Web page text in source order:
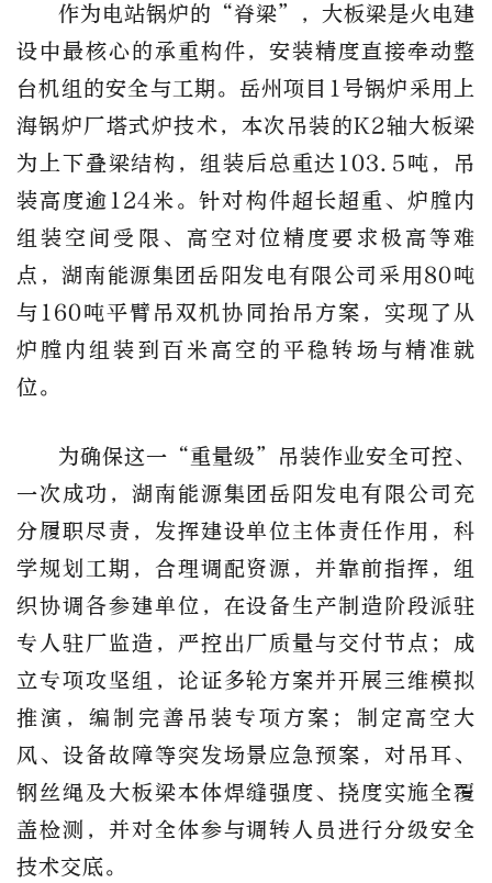
作为电站锅炉的“脊梁”，大板梁是火电建
设中最核心的承重构件，安装精度直接牵动整
台机组的安全与工期。岳州项目1号锅炉采用上
海锅炉厂塔式炉技术，本次吊装的K2轴大板梁
为上下叠梁结构，组装后总重达103.5吨，吊
装高度逾124米。针对构件超长超重、炉膛内
组装空间受限、高空对位精度要求极高等难
点，湖南能源集团岳阳发电有限公司采用80吨
与160吨平臂吊双机协同抬吊方案，实现了从
炉膛内组装到百米高空的平稳转场与精准就
位。
为确保这一“重量级”吊装作业安全可控、
一次成功，湖南能源集团岳阳发电有限公司充
分履职尽责，发挥建设单位主体责任作用，科
学规划工期，合理调配资源，并靠前指挥，组
织协调各参建单位，在设备生产制造阶段派驻
专人驻厂监造，严控出厂质量与交付节点；成
立专项攻坚组，论证多轮方案并开展三维模拟
推演，编制完善吊装专项方案；制定高空大
风、设备故障等突发场景应急预案，对吊耳、
钢丝绳及大板梁本体焊缝强度、挠度实施全覆
盖检测，并对全体参与调转人员进行分级安全
技术交底。